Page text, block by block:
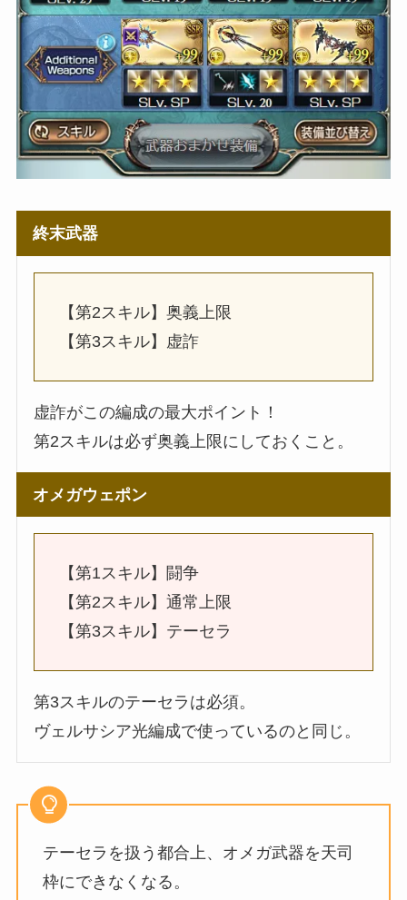
終末武器
【第2スキル】奥義上限
【第3スキル】虚詐
虚詐がこの編成の最大ポイント！
第2スキルは必ず奥義上限にしておくこと。
オメガウェポン
【第1スキル】闘争
【第2スキル】通常上限
【第3スキル】テーセラ
第3スキルのテーセラは必須。
ヴェルサシア光編成で使っているのと同じ。
テーセラを扱う都合上、オメガ武器を天司
枠にできなくなる。